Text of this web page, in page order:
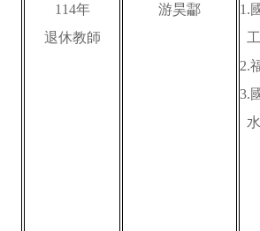
114年
退休教師
游昊酃 1.
2.
3.